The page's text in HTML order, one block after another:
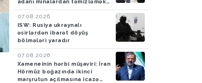
Hava 05.08.2026
Bakıya yağış yağacaq
Hadisə 05.08.2026
Azərbaycan
İrandan Britaniyaya
adanı minalardan təmizləmək
təklifini rədd edib
07.08.2026
ISW: Rusiya ukraynalı
əsirlərdən ibarət döyüş
bölmələri yaradır
07.08.2026
Xameneinin hərbi müşaviri: İran
Hörmüz boğazında ikinci
marşrutun açılmasına icazə